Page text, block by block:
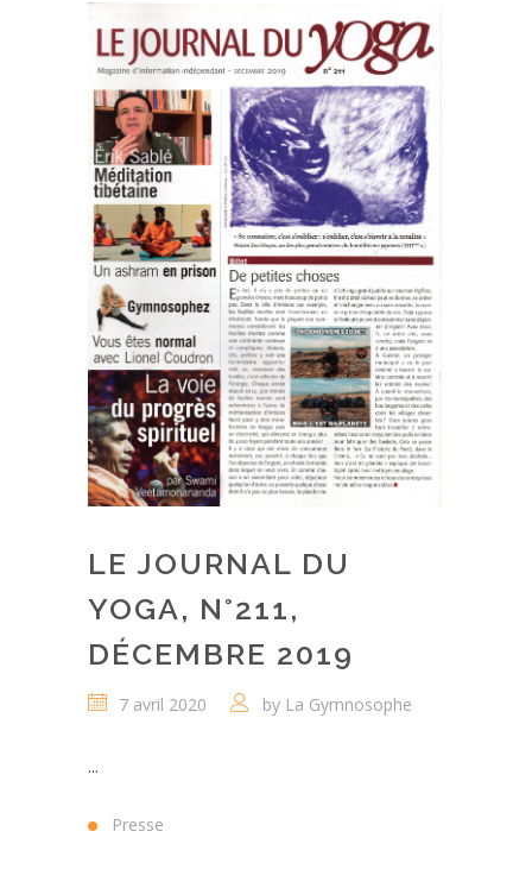
LE JOURNAL DU
YOGA, N°211,
DÉCEMBRE 2019
7 avril 2020 by La Gymnosophe
...
Presse